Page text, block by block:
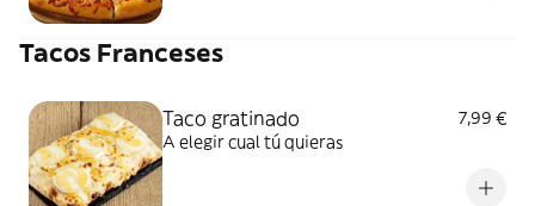
Tacos Franceses
Taco gratinado
7,99 €
A elegir cual tú quieras